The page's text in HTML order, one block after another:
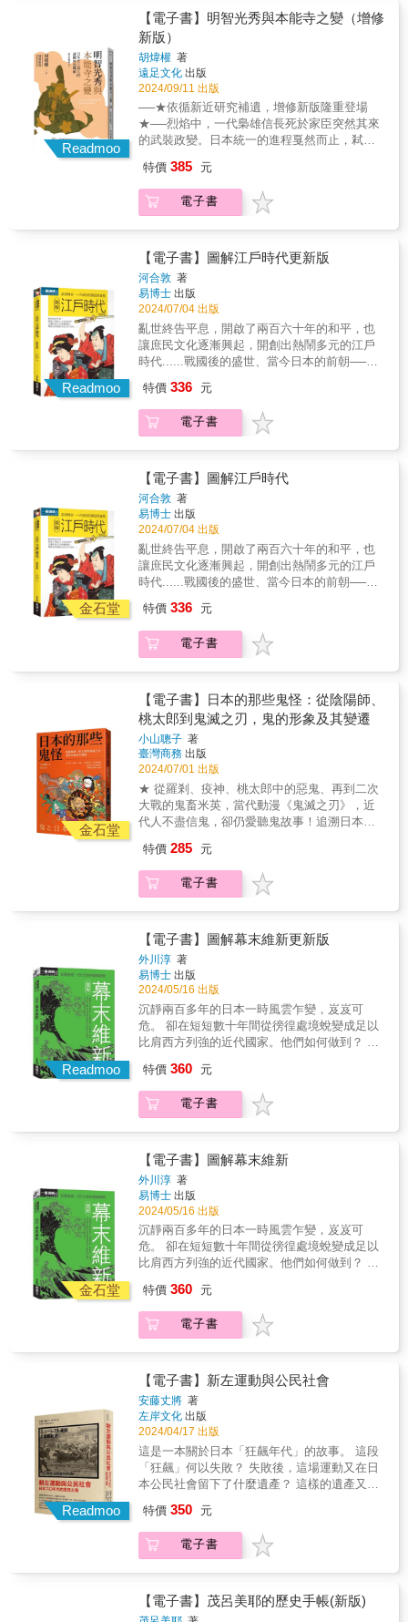
的人，共同參與這場跨越時代的對話。【適讀
對象】無論你是關注日本劍術、喜歡日本文
化、武術類哲學論述、茶道、禪修哲學，或尋
找內在秩序的現代人。【誠摯推薦】陸曼青︱
日本武術軼聞版主
長 這6位名武將的族系史，分別代表了戰國
時代群雄崛起的幾種典型。本書以「關東與京
畿」及「舊制度與新制度」作為關鍵字，將他
們區分為二大類：第一部的武田、上杉、北
條，是關東地區與舊制度的代表；第二部的織
田、豐臣、德川，則是京畿地區與新制度的代
表。 武田談的是「武田軍團」，上杉是
「上杉一族與長尾一族」，北條是「關東局
勢」。織田談的是「桶狹間之戰、長篠之
戰」，豐臣談「檢地與刀狩」、德川則是「關
本戰國史時，覺得非常重要但又不易理解的重
點。就讓日本戰國導遊月翔帶你輕鬆超越時
空，重回數百年的英雄爭霸現場，仔細領略那
課，就能輕鬆出發～本書特色 ★MIT臺灣製
造的日本戰國入門書，萬哏齊發，信手捻來！
．聽過「樂市樂座」嗎？原來織田信長也
懂「發大財」之道！？ ．關東名門陣線長
達70年的大亂鬥，讓人直呼「貴圈真
亂」？ ．如果戰國時代有網軍的話，秀吉
一定是帶風向的高手！ ★踢爆戰國神話，
鐵砲三段射擊，案情並不單純！？ ．「四
國外交政策」與本能寺之變的關聯性？ ．
為何民間盛傳「只有源氏才能擔任征夷大將
戰國錯綜複雜的權力糾葛與恩怨情仇 ★量
身打造6位武將企業形象人物插畫，角色定位一
目瞭然 ★專業的日語戰國主題團導遊，引
人入勝，帶你穿越日本戰國專文推薦 真田
幸村十四代・仙台真田家十三代｜真田 徹
日本筑波大學文化人類學博士｜蔡亦竹熱血讚
聲 工頭堅。旅行長 日本歷史作家｜洪
維揚 作家｜茂呂美耶 斜槓存股追星旅
遊夫妻｜熱血P &威爾 戰國歷女ARC的日本
遊，我很擅長；但是提到日本戰國，我只服月
翔兵長。他更是在我頻道剛開始時，給予鼓勵
與意見的 youtuber 前輩，更增添一份情義。」
這樣讀》，我相信能夠加臺灣人與日本人之間
的理解，友情更加深厚。」──真田 徹（真田幸
村十四代・仙台真田家十三代） 「月翔的
書就像櫻木花道一樣，擁有所謂專家沒有的親
和力和滲透力，可以讓不熟悉日本、但是對戰
國有興趣的朋友快速超越時空，彷彿置身於數
百年的英雄爭霸現場。」──蔡亦竹（日本筑波
大學文化人類學博士）
官贔屓」——對敗者的同情與敬仰。本書不僅
重現大坂之陣的戰場全貌，更進一步追問：為
何豐臣家自始至終陷於被動？德川家康為何要
等待十餘年才下定決心攻伐？茶茶與秀賴是否
真如傳聞般無能？本書以夾議夾敘的方式，既
從關原之戰後的局勢演變談起，梳理豐臣家如
何逐步走向覆亡，也深入檢視諸多流傳至今的
爭議問題——真田信繁在大坂之陣的真實表
現、片桐且元究竟是忠臣還是叛徒、毛利勝永
為豐臣家滅亡承擔責任。大坂之陣，不只是日
本戰國的終章，更是近世日本政治格局轉折的
重要分水嶺。透過本書，讀者將能重新審視這
的終結。
留這段歷史，而在課堂上教導這個議題的教師
也寥寥無幾。 本書的作者平井美津子是一
個例外。她是大阪一所公立中學的社會科老
師，曾親赴韓國訪問年邁的「慰安婦」、到沖
繩聽取「姬百合學徒隊」倖存者的證言，並將
這些歷史化為教材，與學生共同思索戰爭的真
相與記憶的責任。二十多年來，她挺住右翼政
客的抹黑與校方要求「不准教」的壓力，持續
地教授「慰安婦」議題。 當台灣的「慰安
婦」已全數離世，如何讓下一代理解戰爭與性
默？如何喚起學生對歷史議題的興趣，鼓勵他
們自主思考和辯證？本書作者以懇切反思的筆
調，豐富扎實的課堂經驗，寫下自己與學生教
婦」議題的人們，一份寶貴的實踐紀錄。
Readmoo
【電子書】明智光秀與本能寺之變（增修
新版）
胡煒權 著
遠足文化 出版
2024/09/11 出版
──★依循新近研究補遺，增修新版隆重登場
★──烈焰中，一代梟雄信長死於家臣突然其來
的武裝政變。日本統一的進程戛然而止，弒主
兵？信長又為何惹上殺身之禍？本書將抽絲剝
繭，為您解開日本史上最大的武裝政變之謎。
◆增修新版特別收錄：九份「本能寺之變」重
樁看似毫無懸念，卻又謎團重重的歷史懸案。
一五八二年六月二十一日，日本京都發生了一
宗堪稱影響戰國時代，甚至日本歷史發展的事
件——「本能寺之變」。欲以結束戰國亂世、
統一日本的織田信長，被他最信任的家臣之一
的明智光秀率兵突襲。信長以寡兵抗戰不果，
最後在本能寺的烈焰中自殺，享年四十九歲。
不久後，長子織田信忠也在二條新御所中力戰
而亡。一夜之間，叱吒戰國的織田父子雙雙死
的情況下，於山崎之戰被趕來為信長父子報仇
的同僚、競敵——羽柴秀吉所敗，光秀據傳在
京都山郊外中伏被殺。就這樣在十三日內，這
個戰國史，甚至是日本史上最著名的事件中的
肇事者一一死去，可說是天意難測。這個事件
改變了往後戰國史及日本近世史的發展，在山
崎之戰中為主君報仇成功的羽柴（豐臣）秀吉
隨後建立了豐臣政權，而本為織田信長盟友的
德川家康也間接得到機會獨立，為日後創建德
川幕府設下伏筆。然而，對於這件足以影響日
本中近世史發展的事件，直至四百多年後的今
日，依然是令人百思不解，卻又使人們不停研
究的題目。當然，最大的原因在於截至目前為
止，明智光秀的動機到底是什麼？又怎樣做到
神不知、鬼不覺？還有，背後是否存在合謀？
詳細梳理這樁歷史之謎背後的真相。
特價 385 元
電子書
Readmoo
【電子書】圖解江戶時代更新版
河合敦 著
易博士 出版
2024/07/04 出版
亂世終告平息，開啟了兩百六十年的和平，也
讓庶民文化逐漸興起，開創出熱鬧多元的江戶
時代......戰國後的盛世、當今日本的前朝──江
僅建立了當時人口世界第一的大都市，因應局
勢的政治改革、急速發展的各種學問、拓展至
地方的文化藝術等，也為近現代日本奠定了優
段，帶領讀者了解江戶時代如何在執政者的鐵
腕下開展出繁榮穩定的全盛時期，又如何陷入
財政危機，在數次的改革與黑船帶來的衝擊
下，一步步走向動盪不安的幕府末期。掌握整
個時代的脈絡，再從「社會體系」層面認識當
時的社會結構與百姓生活，完整而立體的呈現
出江戶時代人們的生活！
特價 336 元
電子書
金石堂
【電子書】圖解江戶時代
河合敦 著
易博士 出版
2024/07/04 出版
亂世終告平息，開啟了兩百六十年的和平，也
讓庶民文化逐漸興起，開創出熱鬧多元的江戶
時代......戰國後的盛世、當今日本的前朝──江
僅建立了當時人口世界第一的大都市，因應局
勢的政治改革、急速發展的各種學問、拓展至
地方的文化藝術等，也為近現代日本奠定了優
段，帶領讀者了解江戶時代如何在執政者的鐵
腕下開展出繁榮穩定的全盛時期，又如何陷入
財政危機，在數次的改革與黑船帶來的衝擊
下，一步步走向動盪不安的幕府末期。掌握整
個時代的脈絡，再從「社會體系」層面認識當
時的社會結構與百姓生活，完整而立體的呈現
出江戶時代人們的生活！
特價 336 元
電子書
金石堂
【電子書】日本的那些鬼怪：從陰陽師、
桃太郎到鬼滅之刃，鬼的形象及其變遷
小山聰子 著
臺灣商務 出版
2024/07/01 出版
★ 從羅剎、疫神、桃太郎中的惡鬼、再到二次
大戰的鬼畜米英，當代動漫《鬼滅之刃》，近
代人不盡信鬼，卻仍愛聽鬼故事！追溯日本
& ★ 自然災害、傳染病、外國人、忌恨的男
女、可恨的敵國，人類世界所有的糟糕事，都
能成為鬼的代名詞！ & 本書的主軸是講述鬼在
爭為止，日本鬼怪的意涵融合了中國元素、佛
教概念、印度傳說，最後化成和式的鬼怪意
象。作者蒐羅爬梳許多歷史記載與話本故事，
探究鬼是如何從令人敬畏的存在，轉變為所有
恐懼、厭惡事物的代名詞，例如掌瘟疫的「疫
神」，也被視同鬼的等級，用種種「追儺」
「調伏」儀式，加以驅逐之。 & 在日本的中
世，還相信有「百鬼夜行」日，而避開當晚出
行，避免撞鬼以外，當時人也認為人之所以會
師、「方相士」（法師）這類擁有異能的人來
驅邪，或找和尚來誦經，而不是去找藥師尋求
解藥。 & 此外，鬼的形象也套用在外來的威脅
至畸形兒、忌妒的女性，也被比擬成鬼。如在
描繪蒙古入侵日本的繪卷上，蒙古人的形象就
被畫成皮膚黝黑、怒目猙獰、頭上長角的存
在。這點在現代太平洋戰爭中，也看得到同樣
的情形，日本就曾經製作過兩部「桃太郎打
鬼」的電影，片中的美國與英國士兵頭上都長
出了鬼角。也有報紙的諷刺漫畫專欄，把羅斯
不乏排外與排擠弱勢者的心態。 & 當然，鬼除
了作為令人畏懼和厭惡的對象，也逐漸成為一
種娛樂的題材。不僅出現在小說、繪卷等媒
的鬼乾屍。可知大眾雖不盡信鬼，仍舊以獵奇
的心態看待鬼怪。 & 鬼怪史相當有趣，作者期
許，藉由觀察這些黑歷史，可以從中學到教
訓，並化為未來的成長。 & 好評推薦 & 歷史作
家｜謝金魚 龍貓大王通信 就算知道了也對人生
沒有幫助的日本小知識 版主｜梅用知世 （依
來函為序） &
特價 285 元
電子書
Readmoo
【電子書】圖解幕末維新更新版
外川淳 著
易博士 出版
2024/05/16 出版
沉靜兩百多年的日本一時風雲乍變，岌岌可
危。 卻在短短數十年間從徬徨處境蛻變成足以
比肩西方列強的近代國家。他們如何做到？ &
醒的日本如何在存亡危急時刻，奮力前行，蛻
變成足以比肩西方、亞洲最強的近代國家？一
個國家的成功轉型絕非一蹴可幾：幕府權威欲
內外形勢交逼，每一步都走得顫顫巍巍驚心動
魄，終於走進明治維新。 & 這正是幕末維新的
迷人之處！科學技術急速發展，新與舊激烈碰
撞，遭逢國家危急存亡之時，舉國上下的人們
為了理念信仰，莫不鼓譟著滿腔熱血，賭上性
命，彼此衝撞、互相影響，混亂中摸索出國家
的生路，找到共同的方向。 & 本書宏觀掌握幕
末維新的全貌，並著重事件背後成因、代表人
物與各藩實力等介紹，帶領讀者從多重角度了
特價 360 元
電子書
金石堂
【電子書】圖解幕末維新
外川淳 著
易博士 出版
2024/05/16 出版
沉靜兩百多年的日本一時風雲乍變，岌岌可
危。 卻在短短數十年間從徬徨處境蛻變成足以
比肩西方列強的近代國家。他們如何做到？ &
醒的日本如何在存亡危急時刻，奮力前行，蛻
變成足以比肩西方、亞洲最強的近代國家？一
個國家的成功轉型絕非一蹴可幾：幕府權威欲
內外形勢交逼，每一步都走得顫顫巍巍驚心動
魄，終於走進明治維新。 & 這正是幕末維新的
迷人之處！科學技術急速發展，新與舊激烈碰
撞，遭逢國家危急存亡之時，舉國上下的人們
為了理念信仰，莫不鼓譟著滿腔熱血，賭上性
命，彼此衝撞、互相影響，混亂中摸索出國家
的生路，找到共同的方向。 & 本書宏觀掌握幕
末維新的全貌，並著重事件背後成因、代表人
物與各藩實力等介紹，帶領讀者從多重角度了
特價 360 元
電子書
Readmoo
【電子書】新左運動與公民社會
安藤丈將 著
左岸文化 出版
2024/04/17 出版
這是一本關於日本「狂飆年代」的故事。 這段
「狂飆」何以失敗？ 失敗後，這場運動又在日
本公民社會留下了什麼遺產？ 這樣的遺產又給
香港什麼啟示？ 以日本戰後的民主化運動、六
○年代安保鬥爭、學生運動、反戰運動，即所謂
的「新左運動」為中心，總覽五○到七○年代的
式」的思想軌跡出發，試圖探索「公民力量」
的泉源究竟是什麼。 台灣太陽花運動蜂起以
特價 350 元
電子書
【電子書】茂呂美耶的歷史手帳(新版)